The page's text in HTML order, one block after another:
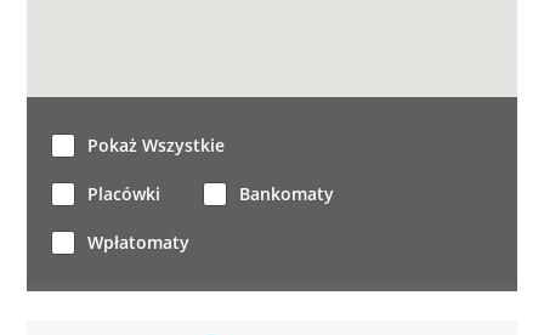
Pokaż Wszystkie
Placówki Bankomaty
Wpłatomaty